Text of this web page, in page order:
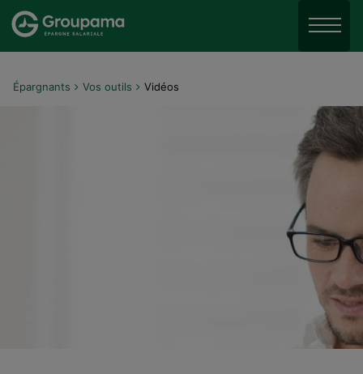
Aller au menu
Aller au contenu
Menu
Épargnants Vos outils Vidéos